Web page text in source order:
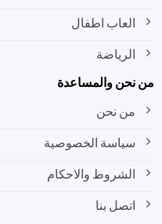
العاب اطفال
الرياضة
من نحن والمساعدة
من نحن
سياسة الخصوصية
الشروط والاحكام
اتصل بنا